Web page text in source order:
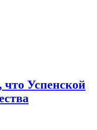
что Успенской